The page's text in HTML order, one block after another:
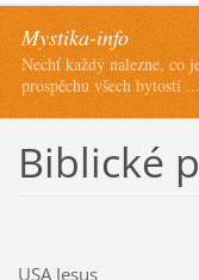
Mystika-info
Nechť každý nalezne, co
prospěchu všech bytostí ...
Biblické
USA Jesus